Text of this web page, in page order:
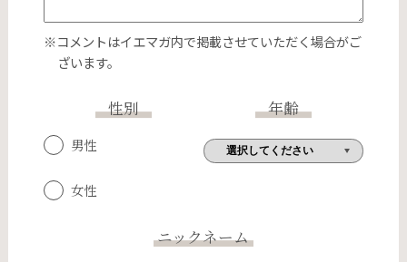
※コメントはイエマガ内で掲載させていただく場合がご
ざいます。
性別
男性
女性
年齢
ニックネーム